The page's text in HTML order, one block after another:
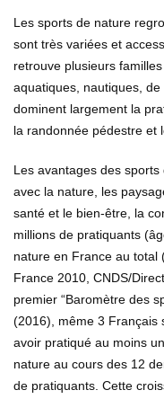
Les sports de nature
sont très variées et
retrouve plusieurs
aquatiques, nautiques,
dominent largement la
la randonnée pédestre et
Les avantages des
avec la nature, les
santé et le bien-être, la
millions de pratiquants
nature en France au total
France 2010, CNDS/
premier “Baromètre des
(2016), même 3 Français
avoir pratiqué au moins
nature au cours des 12
de pratiquants. Cette